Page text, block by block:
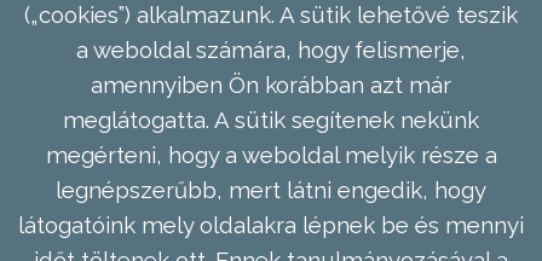
(„cookies”) alkalmazunk. A sütik lehetővé teszik
a weboldal számára, hogy felismerje,
amennyiben Ön korábban azt már
meglátogatta. A sütik segítenek nekünk
megérteni, hogy a weboldal melyik része a
legnépszerűbb, mert látni engedik, hogy
látogatóink mely oldalakra lépnek be és mennyi